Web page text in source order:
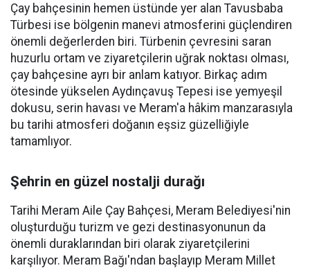
Çay bahçesinin hemen üstünde yer alan Tavusbaba
Türbesi ise bölgenin manevi atmosferini güçlendiren
önemli değerlerden biri. Türbenin çevresini saran
huzurlu ortam ve ziyaretçilerin uğrak noktası olması,
çay bahçesine ayrı bir anlam katıyor. Birkaç adım
ötesinde yükselen Aydınçavuş Tepesi ise yemyeşil
dokusu, serin havası ve Meram'a hâkim manzarasıyla
bu tarihi atmosferi doğanın eşsiz güzelliğiyle
tamamlıyor.
Şehrin en güzel nostalji durağı
Tarihi Meram Aile Çay Bahçesi, Meram Belediyesi'nin
oluşturduğu turizm ve gezi destinasyonunun da
önemli duraklarından biri olarak ziyaretçilerini
karşılıyor. Meram Bağı'ndan başlayıp Meram Millet